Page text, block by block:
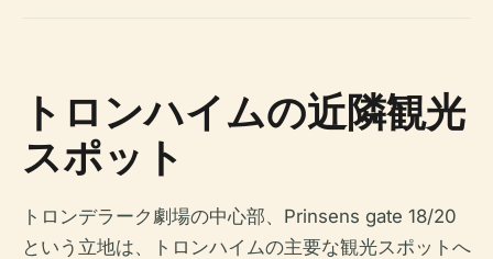
トロンハイムの近隣観光
スポット
トロンデラーク劇場の中心部、Prinsens gate 18/20
という立地は、トロンハイムの主要な観光スポットへ